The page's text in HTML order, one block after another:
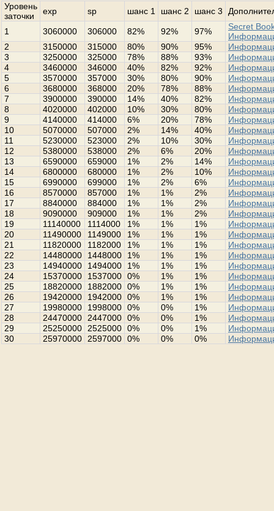
Уровень
заточки
exp sp шанс 1 шанс 2 шанс 3
1 3060000 306000 82% 92% 97%
Secret
2
3150000 315000 80% 90% 95%
3
3250000 325000 78% 88% 93%
4
3460000 346000 40% 82% 92%
5
3570000 357000 30% 80% 90%
6
3680000 368000 20% 78% 88%
7
3900000 390000 14% 40% 82%
8
4020000 402000 10% 30% 80%
9
4140000 414000 6% 20% 78%
10
5070000 507000 2% 14% 40%
11
5230000 523000 2% 10% 30%
12
5380000 538000 2% 6% 20%
13
6590000 659000 1% 2% 14%
14
6800000 680000 1% 2% 10%
15
6990000 699000 1% 2% 6%
16
8570000 857000 1% 1% 2%
17
8840000 884000 1% 1% 2%
18
9090000 909000 1% 1% 2%
19
11140000 1114000 1% 1% 1%
20
11490000 1149000 1% 1% 1%
21
11820000 1182000 1% 1% 1%
22
14480000 1448000 1% 1% 1%
23
14940000 1494000 1% 1% 1%
24
15370000 1537000 0% 1% 1%
25
18820000 1882000 0% 1% 1%
26
19420000 1942000 0% 1% 1%
27
19980000 1998000 0% 0% 1%
28
24470000 2447000 0% 0% 1%
29
25250000 2525000 0% 0% 1%
30
25970000 2597000 0% 0% 0%